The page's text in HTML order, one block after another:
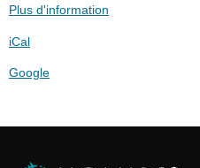
Plus d'information
iCal
Google